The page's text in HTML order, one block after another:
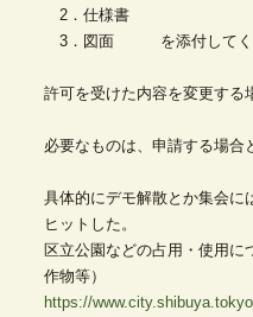
2．仕様書
3．図面 を添付してく
許可を受けた内容を変更する
必要なものは、申請する場合
具体的にデモ解散とか集会に
ヒットした。
区立公園などの占用・使用に
作物等）
https://